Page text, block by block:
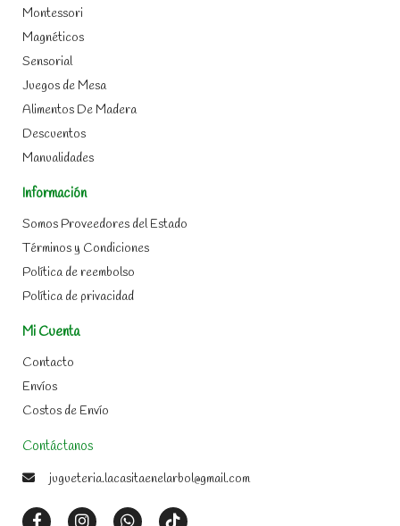
Montessori
Magnéticos
Sensorial
Juegos de Mesa
Alimentos De Madera
Descuentos
Manualidades
Información
Somos Proveedores del Estado
Términos y Condiciones
Política de reembolso
Política de privacidad
Mi Cuenta
Contacto
Envíos
Costos de Envío
Contáctanos
jugueteria.lacasitaenelarbol@gmail.com